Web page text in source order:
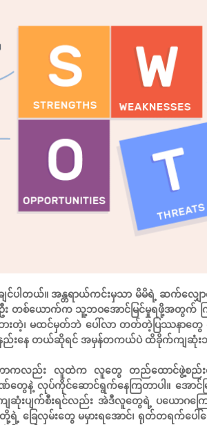
င်ပါတယ်။ အန္တရာယ်ကင်းမှသာ မိမိရဲ့ ဆက်လျှေ
စ်ဦး တစ်ယောက်က သူ့ဘဝအောင်မြင်မှုရဖို့အ
၊ မထင်မှတ်ဘဲ ပေါ်လာ တတ်တဲ့ပြဿနာတွေ ကိုလ
ည်းနေ တယ်ဆိုရင် အမှန်တကယ်ပဲ ထိခိုက်ကျဆုံး
ာကလည်း လူထဲက လူတွေ တည်ထောင်ဖွဲ့စည်းထ
လုပ်ကိုင်ဆောင်ရွက်နေကြတာပါ။ အောင်မ
ျဆုံးပျက်စီးရင်လည်း အဲဒီလူတွေရဲ့ ပယောဂကြ
မိတို့ရဲ့ ခြေလှမ်းတွေ မမှားရအောင်၊ ရုတ်တရက်